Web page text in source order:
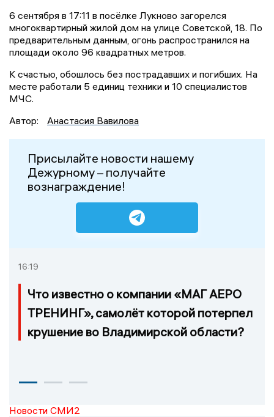
6 сентября в 17:11 в посёлке Лукново загорелся
многоквартирный жилой дом на улице Советской, 18. По
предварительным данным, огонь распространился на
площади около 96 квадратных метров.
К счастью, обошлось без пострадавших и погибших. На
месте работали 5 единиц техники и 10 специалистов
МЧС.
Автор:
Анастасия Вавилова
Присылайте новости нашему
Дежурному – получайте
вознаграждение!
16:19
Что известно о компании «МАГ АЕРО
ТРЕНИНГ», самолёт которой потерпел
крушение во Владимирской области?
Новости СМИ2